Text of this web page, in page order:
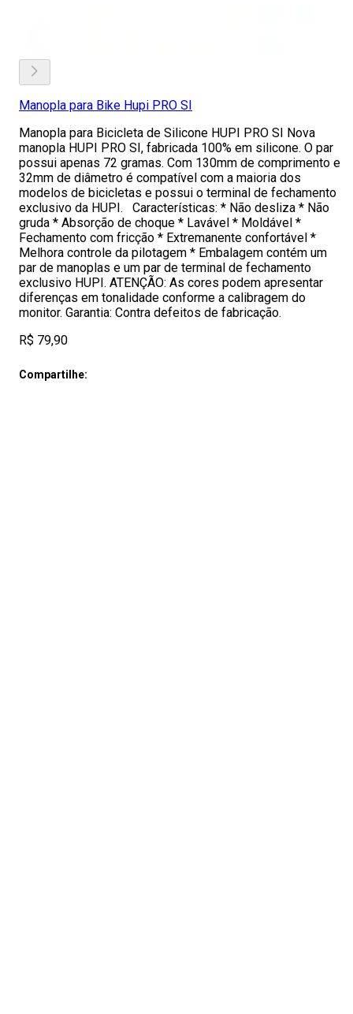
Manopla para Bike Hupi PRO SI
Manopla para Bicicleta de Silicone HUPI PRO SI Nova
manopla HUPI PRO SI, fabricada 100% em silicone. O par
possui apenas 72 gramas. Com 130mm de comprimento e
32mm de diâmetro é compatível com a maioria dos
modelos de bicicletas e possui o terminal de fechamento
exclusivo da HUPI. Características: * Não desliza * Não
gruda * Absorção de choque * Lavável * Moldável *
Fechamento com fricção * Extremanente confortável *
Melhora controle da pilotagem * Embalagem contém um
par de manoplas e um par de terminal de fechamento
exclusivo HUPI. ATENÇÃO: As cores podem apresentar
diferenças em tonalidade conforme a calibragem do
monitor. Garantia: Contra defeitos de fabricação.
R$ 79,90
Compartilhe: